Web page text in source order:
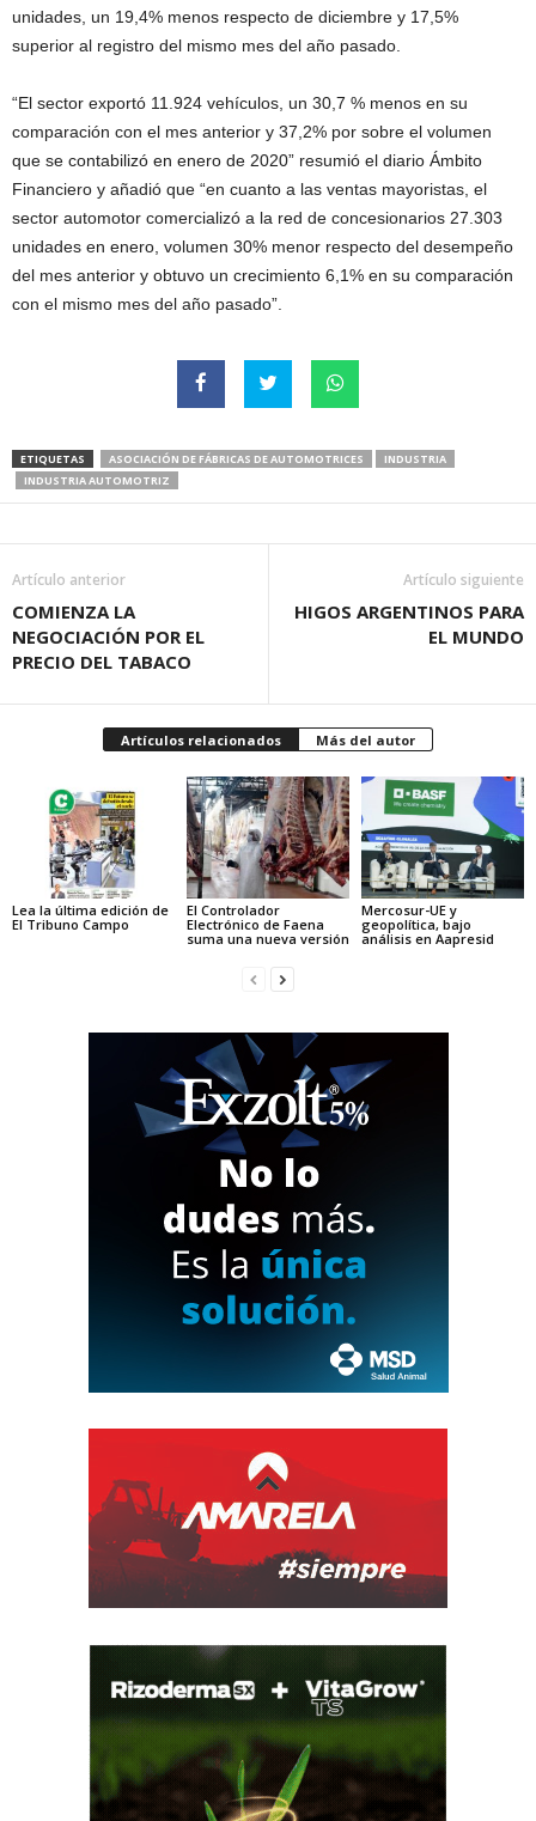
unidades, un 19,4% menos respecto de diciembre y 17,5%
superior al registro del mismo mes del año pasado.
“El sector exportó 11.924 vehículos, un 30,7 % menos en su
comparación con el mes anterior y 37,2% por sobre el volumen
que se contabilizó en enero de 2020” resumió el diario Ámbito
Financiero y añadió que “en cuanto a las ventas mayoristas, el
sector automotor comercializó a la red de concesionarios 27.303
unidades en enero, volumen 30% menor respecto del desempeño
del mes anterior y obtuvo un crecimiento 6,1% en su comparación
con el mismo mes del año pasado”.
ETIQUETAS ASOCIACIÓN DE FÁBRICAS DE AUTOMOTRICES
INDUSTRIA
INDUSTRIA AUTOMOTRIZ
Artículo anterior
COMIENZA LA
NEGOCIACIÓN POR EL
PRECIO DEL TABACO
Artículo siguiente
HIGOS ARGENTINOS PARA
EL MUNDO
Artículos relacionados Más del autor
Lea la última edición de
El Tribuno Campo
El Controlador
Electrónico de Faena
suma una nueva versión
Mercosur-UE y
geopolítica, bajo
análisis en Aapresid